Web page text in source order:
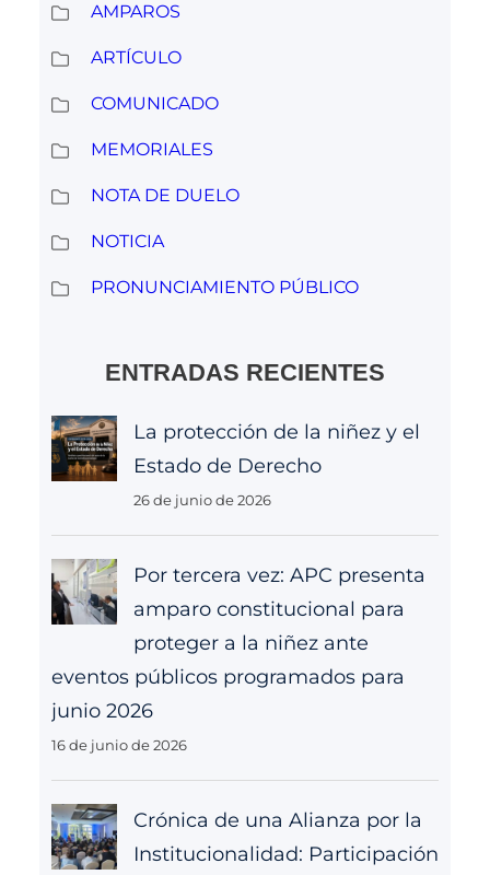
AMPAROS
ARTÍCULO
COMUNICADO
MEMORIALES
NOTA DE DUELO
NOTICIA
PRONUNCIAMIENTO PÚBLICO
ENTRADAS RECIENTES
La protección de la niñez y el
Estado de Derecho
26 de junio de 2026
Por tercera vez: APC presenta
amparo constitucional para
proteger a la niñez ante
eventos públicos programados para
junio 2026
16 de junio de 2026
Crónica de una Alianza por la
Institucionalidad: Participación